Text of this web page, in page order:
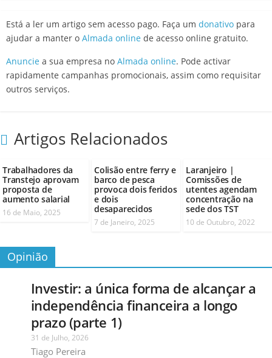
Está a ler um artigo sem acesso pago. Faça um donativo para
ajudar a manter o Almada online de acesso online gratuito.
Anuncie a sua empresa no Almada online. Pode activar
rapidamente campanhas promocionais, assim como requisitar
outros serviços.
Artigos Relacionados
Trabalhadores da
Transtejo aprovam
proposta de
aumento salarial
16 de Maio, 2025
Colisão entre ferry e
barco de pesca
provoca dois feridos
e dois
desaparecidos
7 de Janeiro, 2025
Laranjeiro |
Comissões de
utentes agendam
concentração na
sede dos TST
10 de Outubro, 2022
Opinião
Investir: a única forma de alcançar a
independência financeira a longo
prazo (parte 1)
31 de Julho, 2026
Tiago Pereira